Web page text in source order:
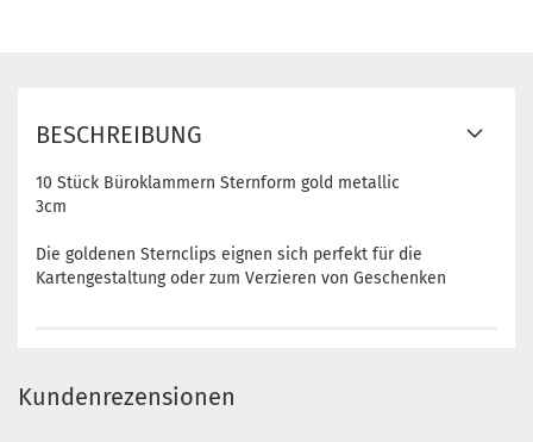
BESCHREIBUNG
10 Stück Büroklammern Sternform gold metallic
3cm
Die goldenen Sternclips eignen sich perfekt für die
Kartengestaltung oder zum Verzieren von Geschenken
Kundenrezensionen